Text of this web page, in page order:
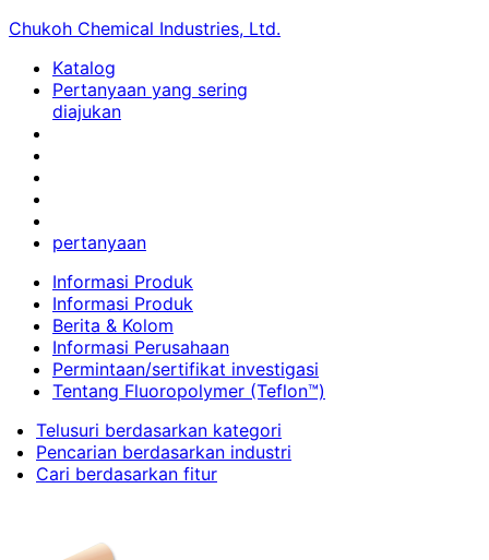
Chukoh Chemical Industries, Ltd.
Katalog
Pertanyaan yang sering
diajukan
pertanyaan
Informasi Produk
Informasi Produk
Berita & Kolom
Informasi Perusahaan
Permintaan/sertifikat investigasi
Tentang Fluoropolymer (Teflon™)
Telusuri berdasarkan kategori
Pencarian berdasarkan industri
Cari berdasarkan fitur